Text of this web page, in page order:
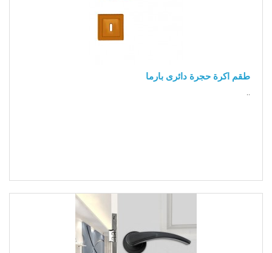
طقم اكرة حجرة دائرى بارما
..